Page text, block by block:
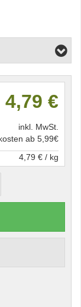
4,79 €
inkl. MwSt.
ab 5,99€
4,79 € / kg